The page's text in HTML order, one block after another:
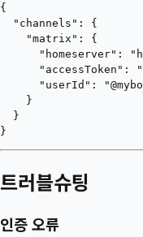
{
  "channels": {
    "matrix": {
"homeserver":
"accessToken":
"userId":
    }
  }
트러블슈팅
인증 오류